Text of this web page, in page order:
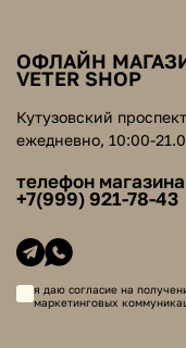
ОФЛАЙН
VETER SHOP
Кутузовский
ежедневно, 10:00-
телефон магазина
+7(999) 921-78-43
я даю согласие на
маркетинговых